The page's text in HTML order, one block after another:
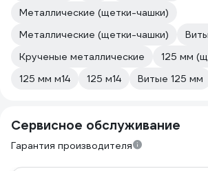
Металлические (щетки-чашки)
Металлические (щетки-чашки)
Крученые металлические
125 мм
125 мм м14
125 м14 Витые 125 мм
Сервисное обслуживание
Гарантия производителя